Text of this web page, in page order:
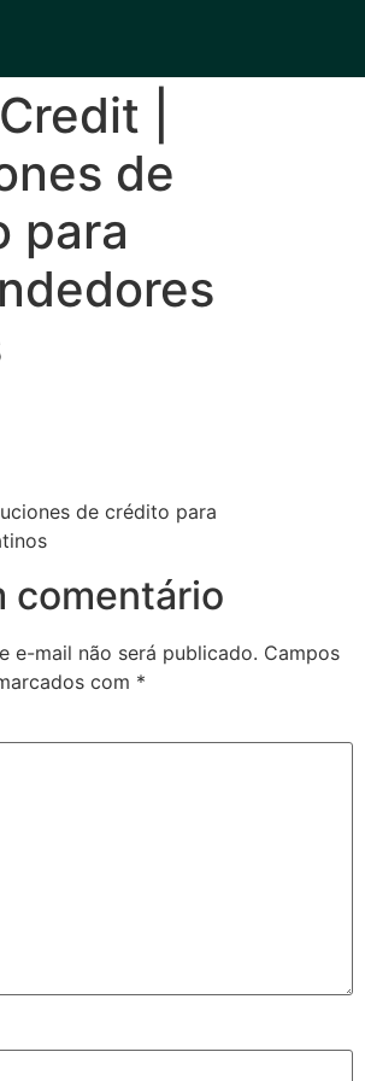
|
de
para
de crédito para
comentário
e-mail não será publicado. Campos
com *